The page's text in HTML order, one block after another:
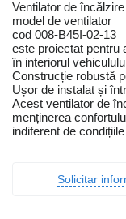
Ventilator de
model de ventilator
cod 008-B45I-02-13
este proiectat pentru
în interiorul
Construcție robustă
Ușor de instalat și
Acest ventilator de
menținerea
indiferent de
Solicitar